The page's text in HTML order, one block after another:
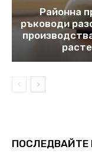
Районна
ръководи
ПОСЛЕДВАЙТЕ